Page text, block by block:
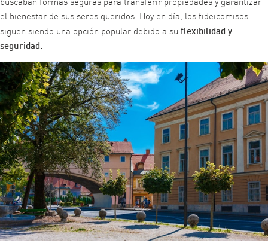
el bienestar de sus seres queridos. Hoy en día, los fideicomisos
siguen siendo una opción popular debido a su flexibilidad y
seguridad.